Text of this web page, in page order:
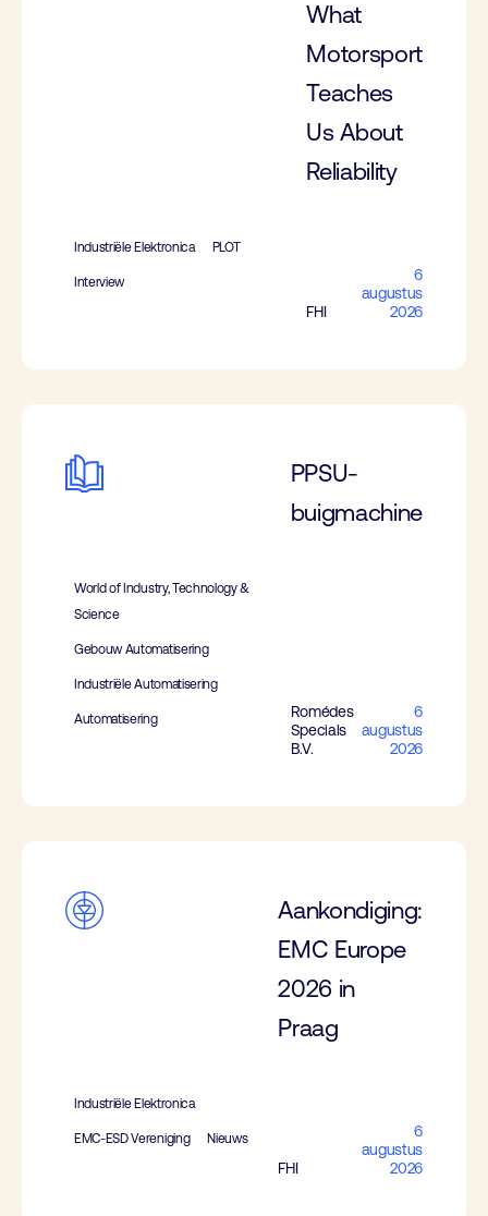
What
Motorsport
Teaches
Us About
Reliability
Industriële Elektronica PLOT
Interview
FHI
6
augustus
2026
PPSU-
buigmachine
World of Industry, Technology &
Science
Gebouw Automatisering
Industriële Automatisering
Automatisering
Romédes
Specials
B.V.
6
augustus
2026
Aankondiging:
EMC Europe
2026 in
Praag
Industriële Elektronica
EMC-ESD Vereniging Nieuws
FHI
6
augustus
2026